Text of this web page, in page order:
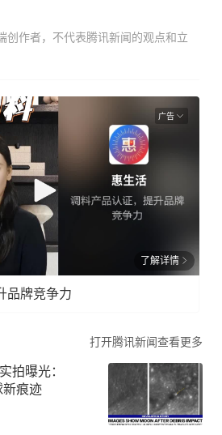
创作者，不代表腾讯新闻的观点和立
广告
了解详情
品牌竞争力
打开腾讯新闻查看更多
拍曝光：
新痕迹